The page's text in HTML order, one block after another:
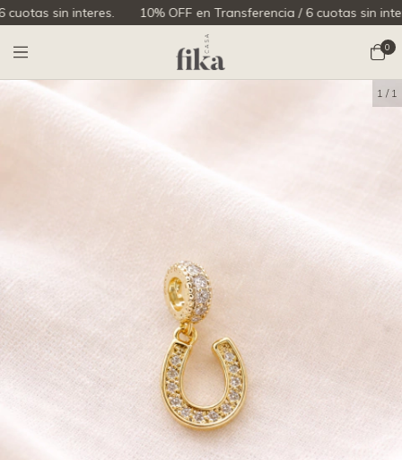
sin interes. 10% OFF en Transferencia / 6 cuotas sin interes.
0
1 / 1